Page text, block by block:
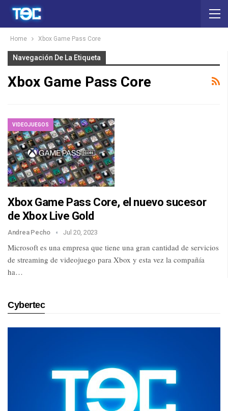
Home Xbox Game Pass Core
Navegación De La Etiqueta
Xbox Game Pass Core
VIDEOJUEGOS
Xbox Game Pass Core, el nuevo sucesor
de Xbox Live Gold
Andrea Pecho Jul 20, 2023
Microsoft es una empresa que tiene una gran cantidad de servicios
de streaming de videojuego para Xbox y esta vez la compañía
ha…
Cybertec